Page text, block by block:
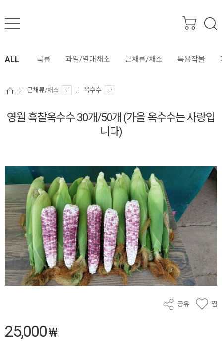
SEARCH
ALL 곡류 과일/열매채소 근채류/채소 특용작물
근채류/채소 옥수수
영월 흑찰옥수수 30개/50개 (가을 옥수수는 사랑입
니다)
공유 찜
25,000₩